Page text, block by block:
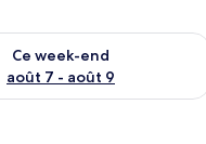
Ce week-end
août 7 - août 9
pour ce week-